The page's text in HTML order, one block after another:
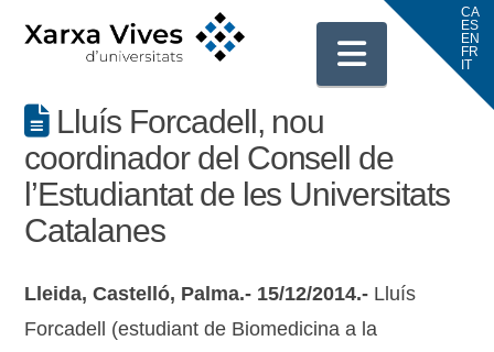
Lluís Forcadell, nou
coordinador del Consell de
l’Estudiantat de les Universitats
Catalanes
Lleida, Castelló, Palma.- 15/12/2014.- Lluís
Forcadell (estudiant de Biomedicina a la